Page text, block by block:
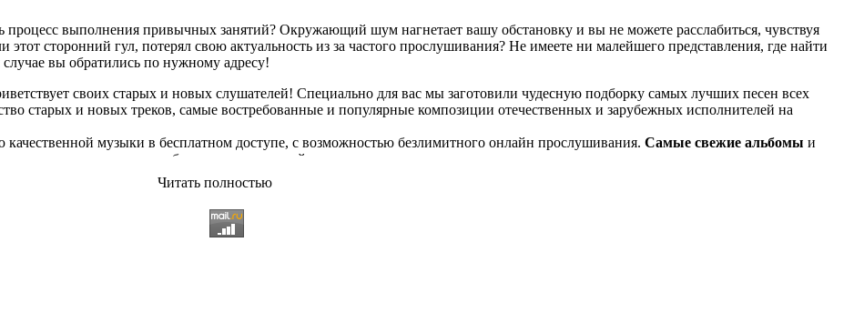
процесс выполнения привычных занятий? Окружающий шум нагнетает вашу обстановку и вы не можете расслабиться, чувствуя
сторонний гул, потерял свою актуальность из за частого прослушивания? Не имеете ни малейшего представления, где найти
вы обратились по нужному адресу!
своих старых и новых слушателей! Специально для вас мы заготовили чудесную подборку самых лучших песен всех
старых и новых треков, самые востребованные и популярные композиции отечественных и зарубежных исполнителей на
музыки в бесплатном доступе, с возможностью безлимитного онлайн прослушивания. Самые свежие альбомы и
любимых исполнителей, и актуальные, всеми известные композиции старых времен.
ассортимент на любой вкус, и все это только на платформе KGZ Music. Наша команда с большой ответственностью
в различных музыкальных направлениях.
тщательно подобранному контенту, и предлагаем вам возможность предварительного прослушивания перед загрузкой. Мы также
возникающие неудобства. И если у вас появились какие либо неполадки в процессе, то вы всегда можете связаться с нашей
использовании данного сайта. С заботой о вас, мы разработали достаточно простой и удобный в использовании, и тем не
без всяких затруднений сможете найти желаемую композицию посредством использования поисковой строки, а также сможете
Читать полностью